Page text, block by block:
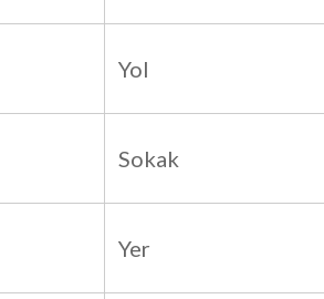
Yol
Sokak
Yer